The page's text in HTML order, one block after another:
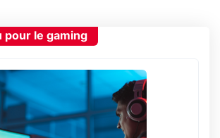
pour le gaming